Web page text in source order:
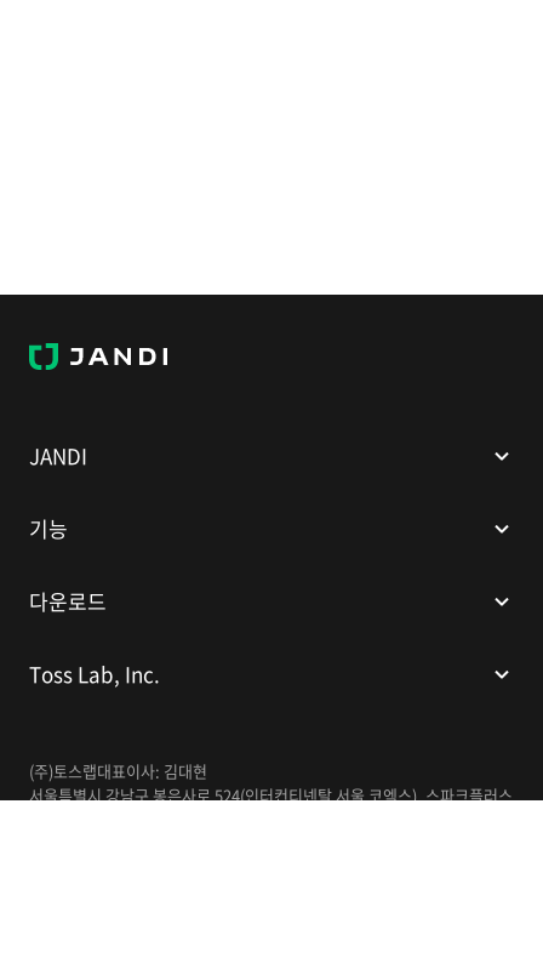
J
A
JANDI
기능
다운로드
Toss Lab, Inc.
(주)토스랩대표이사: 김대현
서울특별시 강남구 봉은사로 524(인터컨티넨탈 서울 코엑스), 스파크플러스